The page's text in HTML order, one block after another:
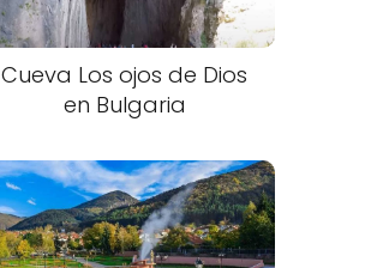
Cueva Los ojos de Dios
en Bulgaria